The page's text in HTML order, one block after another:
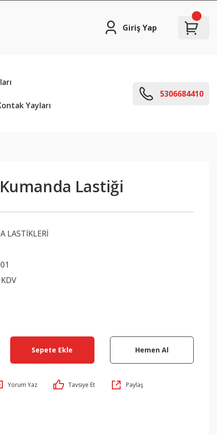
Giriş Yap
Yayları
5306684410
Lastiği
LASTİKLERİ
Sepete Ekle Hemen Al
Yorum Yaz Tavsiye Et Paylaş